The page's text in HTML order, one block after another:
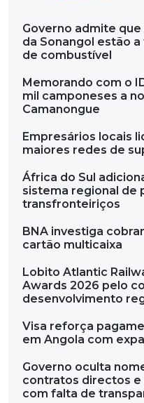
Governo admite
da Sonangol estão
de combustível
Memorando com o
mil camponeses a
Camanongue
Empresários locais
maiores redes de
África do Sul
sistema regional de
transfronteiriços
BNA investiga
cartão multicaixa
Lobito Atlantic
Awards 2026 pelo
desenvolvimento
Visa reforça
em Angola com
Governo oculta
contratos directos e
com falta de